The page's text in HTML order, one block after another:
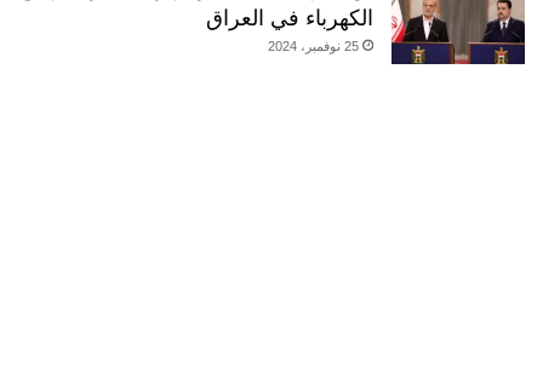
الكهرباء في العراق
25 نوفمبر، 2024